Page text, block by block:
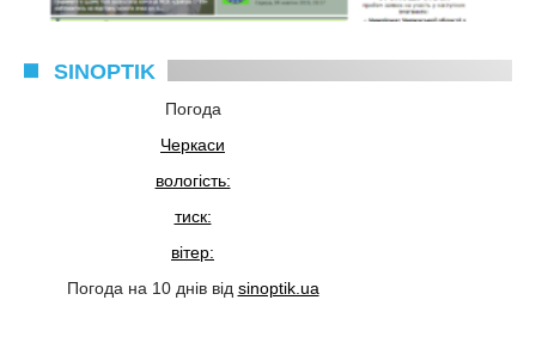
SINOPTIK
Погода
Черкаси
вологість:
тиск:
вітер:
Погода на 10 днів від sinoptik.ua